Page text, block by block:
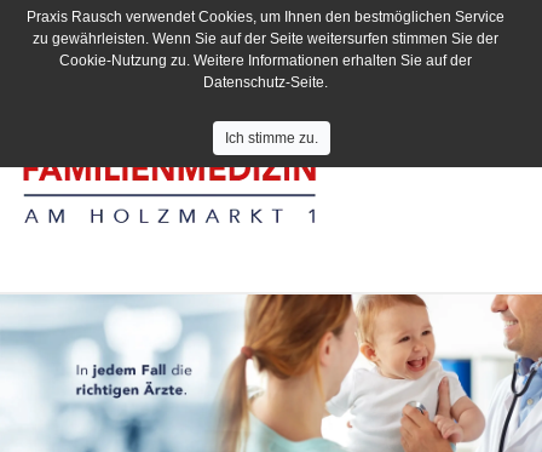
Praxis Rausch verwendet Cookies, um Ihnen den bestmöglichen Service
zu gewährleisten. Wenn Sie auf der Seite weitersurfen stimmen Sie der
Cookie-Nutzung zu. Weitere Informationen erhalten Sie auf der
Datenschutz-Seite.
Ich stimme zu.